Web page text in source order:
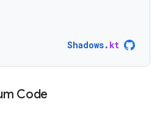
Shadows. kt
Code